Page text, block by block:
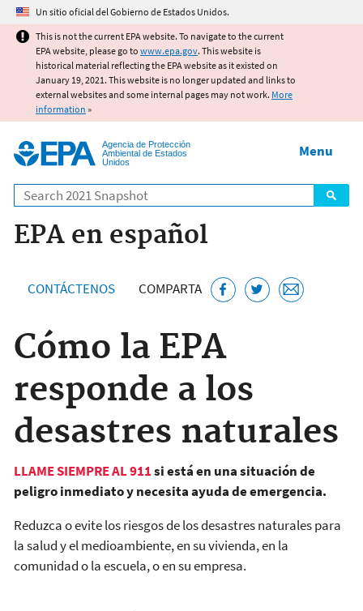
Jump to main content
Un sitio oficial del Gobierno de Estados Unidos.
This is not the current EPA website. To navigate to the current
EPA website, please go to www.epa.gov. This website is
historical material reflecting the EPA website as it existed on
January 19, 2021. This website is no longer updated and links to
external websites and some internal pages may not work. More
information »
Agencia de Protección
Ambiental de Estados
Unidos
Search
Menu
EPA en español
CONTÁCTENOS COMPARTA
Cómo la EPA
responde a los
desastres naturales
LLAME SIEMPRE AL 911si está en una situación de
peligro inmediato y necesita ayuda de emergencia.
Reduzca o evite los riesgos de los desastres naturales para
la salud y el medioambiente, en su vivienda, en la
comunidad o la escuela, o en su empresa.